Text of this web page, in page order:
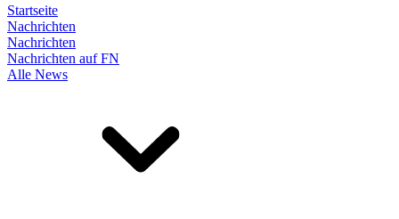
Startseite
Nachrichten
Nachrichten
Nachrichten auf FN
Alle News